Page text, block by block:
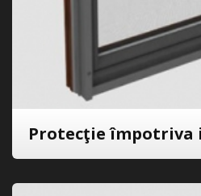
Protecţie împotriva